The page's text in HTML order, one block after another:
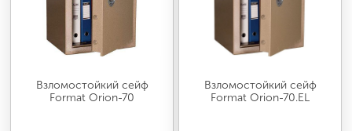
Взломостойкий сейф
Format Orion-70
Взломостойкий сейф
Format Orion-70.EL